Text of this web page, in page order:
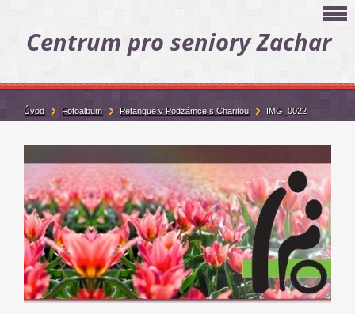
Centrum pro seniory Zachar
Úvod Fotoalbum Petanque v Podzámce s Charitou IMG_0022